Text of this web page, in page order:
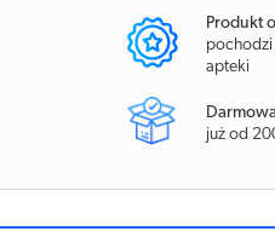
Produkt
pochodzi
apteki
już od